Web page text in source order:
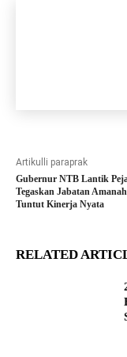
Artikulli paraprak
Gubernur NTB Lantik
Tegaskan Jabatan
Tuntut Kinerja Nyata
RELATED